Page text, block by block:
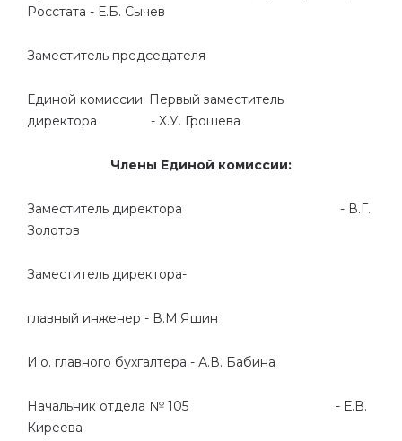
Росстата - Е.Б. Сычев
Заместитель председателя
Единой комиссии: Первый заместитель
директора - Х.У. Грошева
Члены Единой комиссии:
Заместитель директора - В.Г.
Золотов
Заместитель директора-
главный инженер - В.М.Яшин
И.о. главного бухгалтера - А.В. Бабина
Начальник отдела № 105 - Е.В.
Киреева